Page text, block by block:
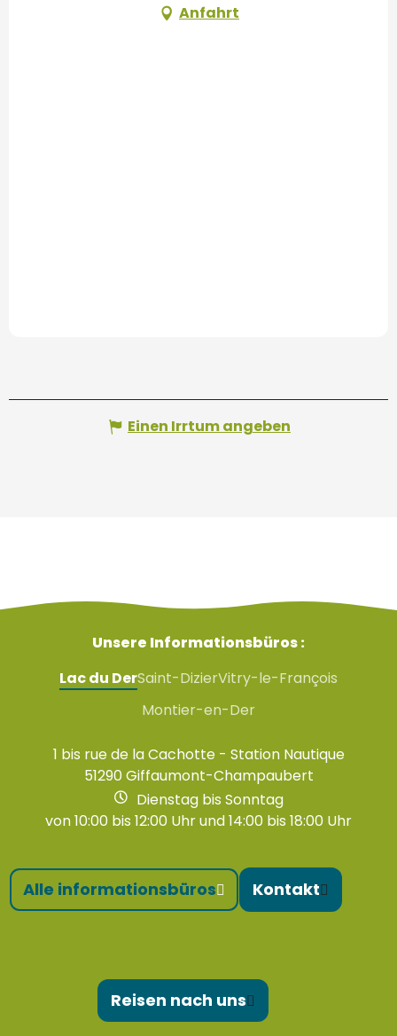
Anfahrt
Einen Irrtum angeben
Unsere Informationsbüros :
Lac du DerSaint-DizierVitry-le-François
Montier-en-Der
1 bis rue de la Cachotte - Station Nautique
51290 Giffaumont-Champaubert
Dienstag bis Sonntag
von 10:00 bis 12:00 Uhr und 14:00 bis 18:00 Uhr
Alle informationsbüros Kontakt
Reisen nach uns